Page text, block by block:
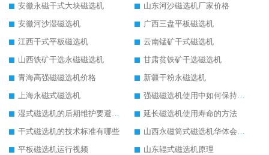
安徽永磁干式大块磁选机
山东河沙磁选机厂家价格
安徽河沙湿磁选机
广西三盘平板磁选机
江西干式平板磁选机
云南锰矿干式磁选机
山西铁矿干选永磁磁选机
甘肃贫铁矿干选磁选机
青海高强磁磁选机价格
新疆干粉永磁选机
上海永磁式磁选机
强磁磁选机使用中如何保持其顺畅运行
湿式磁选机的后期维护要避开哪些坑
延长磁选机使用寿命的方法
干式磁选机的技术标准有哪些
山西永磁筒式磁选机华体会手机网页版-华体会(中国)
平板磁选机运行视频
山东辊式磁选机原理